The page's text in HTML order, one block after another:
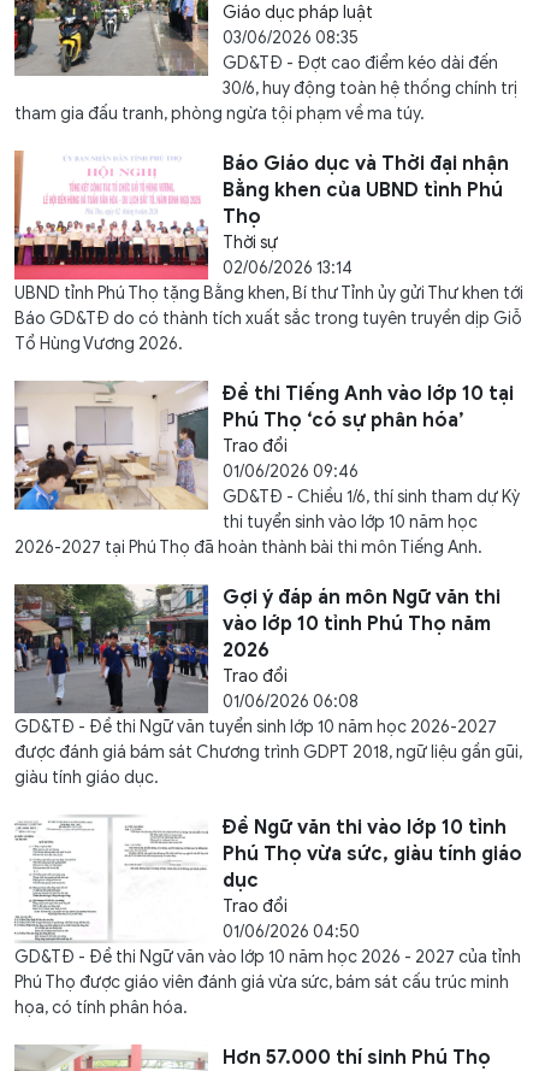
Giáo dục pháp luật
03/06/2026 08:35
GD&TĐ - Đợt cao điểm kéo dài đến
30/6, huy động toàn hệ thống chính trị
tham gia đấu tranh, phòng ngừa tội phạm về ma túy.
Báo Giáo dục và Thời đại nhận
Bằng khen của UBND tỉnh Phú
Thọ
Thời sự
02/06/2026 13:14
UBND tỉnh Phú Thọ tặng Bằng khen, Bí thư Tỉnh ủy gửi Thư khen tới
Báo GD&TĐ do có thành tích xuất sắc trong tuyên truyền dịp Giỗ
Tổ Hùng Vương 2026.
Đề thi Tiếng Anh vào lớp 10 tại
Phú Thọ ‘có sự phân hóa’
Trao đổi
01/06/2026 09:46
GD&TĐ - Chiều 1/6, thí sinh tham dự Kỳ
thi tuyển sinh vào lớp 10 năm học
2026-2027 tại Phú Thọ đã hoàn thành bài thi môn Tiếng Anh.
Gợi ý đáp án môn Ngữ văn thi
vào lớp 10 tỉnh Phú Thọ năm
2026
Trao đổi
01/06/2026 06:08
GD&TĐ - Đề thi Ngữ văn tuyển sinh lớp 10 năm học 2026-2027
được đánh giá bám sát Chương trình GDPT 2018, ngữ liệu gần gũi,
giàu tính giáo dục.
Đề Ngữ văn thi vào lớp 10 tỉnh
Phú Thọ vừa sức, giàu tính giáo
dục
Trao đổi
01/06/2026 04:50
GD&TĐ - Đề thi Ngữ văn vào lớp 10 năm học 2026 - 2027 của tỉnh
Phú Thọ được giáo viên đánh giá vừa sức, bám sát cấu trúc minh
họa, có tính phân hóa.
Hơn 57.000 thí sinh Phú Thọ